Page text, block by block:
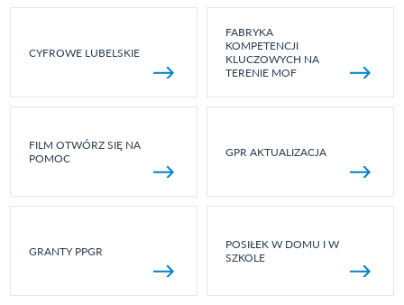
CYFROWE LUBELSKIE
FABRYKA
KOMPETENCJI
KLUCZOWYCH NA
TERENIE MOF
FILM OTWÓRZ SIĘ NA
POMOC
GPR AKTUALIZACJA
GRANTY PPGR
POSIŁEK W DOMU I W
SZKOLE